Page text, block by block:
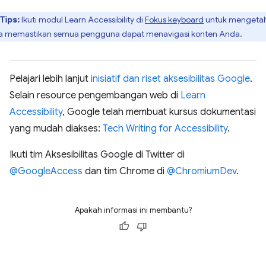
Tips:​​Ikuti modul Learn Accessibility di Fokus keyboard untuk
memastikan semua pengguna dapat menavigasi konten Anda.
Pelajari lebih lanjut inisiatif dan riset aksesibilitas Google.
Selain resource pengembangan web di Learn
Accessibility, Google telah membuat kursus dokumentasi
yang mudah diakses: Tech Writing for Accessibility.
Ikuti tim Aksesibilitas Google di Twitter di
@GoogleAccess dan tim Chrome di @ChromiumDev.
Apakah informasi ini membantu?